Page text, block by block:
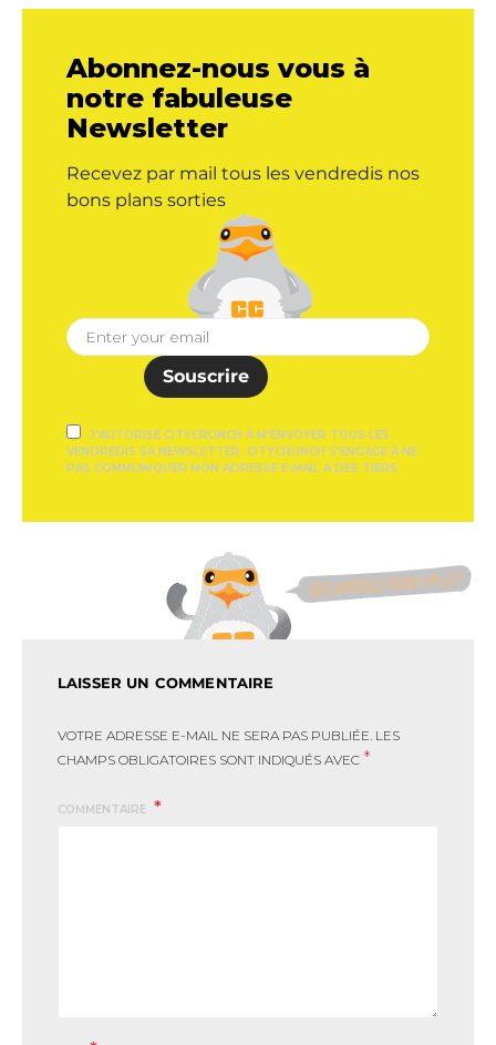
Abonnez-nous vous à
notre fabuleuse
Newsletter
Recevez par mail tous les vendredis nos
bons plans sorties
Souscrire
J'AUTORISE CITYCRUNCH À M'ENVOYER TOUS LES
VENDREDIS SA NEWSLETTER. CITYCRUNCH S'ENGAGE À NE
PAS COMMUNIQUER MON ADRESSE E-MAIL À DES TIERS.
LAISSER UN COMMENTAIRE
VOTRE ADRESSE E-MAIL NE SERA PAS PUBLIÉE. LES
CHAMPS OBLIGATOIRES SONT INDIQUÉS AVEC *
COMMENTAIRE